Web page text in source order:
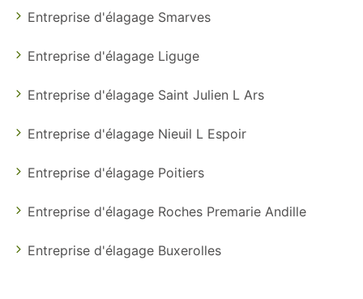
Entreprise d'élagage Smarves
Entreprise d'élagage Liguge
Entreprise d'élagage Saint Julien L Ars
Entreprise d'élagage Nieuil L Espoir
Entreprise d'élagage Poitiers
Entreprise d'élagage Roches Premarie Andille
Entreprise d'élagage Buxerolles